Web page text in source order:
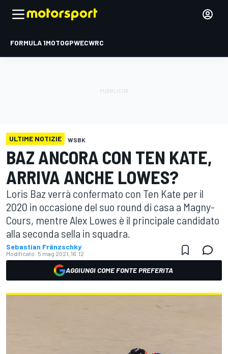
FORMULA 1MOTOGPWECWRC
ULTIME NOTIZIE WSBK
BAZ ANCORA CON TEN KATE,
ARRIVA ANCHE LOWES?
Loris Baz verrà confermato con Ten Kate per il
2020 in occasione del suo round di casa a Magny-
Cours, mentre Alex Lowes è il principale candidato
alla seconda sella in squadra.
Sebastian Fränzschky
Modificato: 5 mag 2021, 16:12
AGGIUNGI COME FONTE PREFERITA